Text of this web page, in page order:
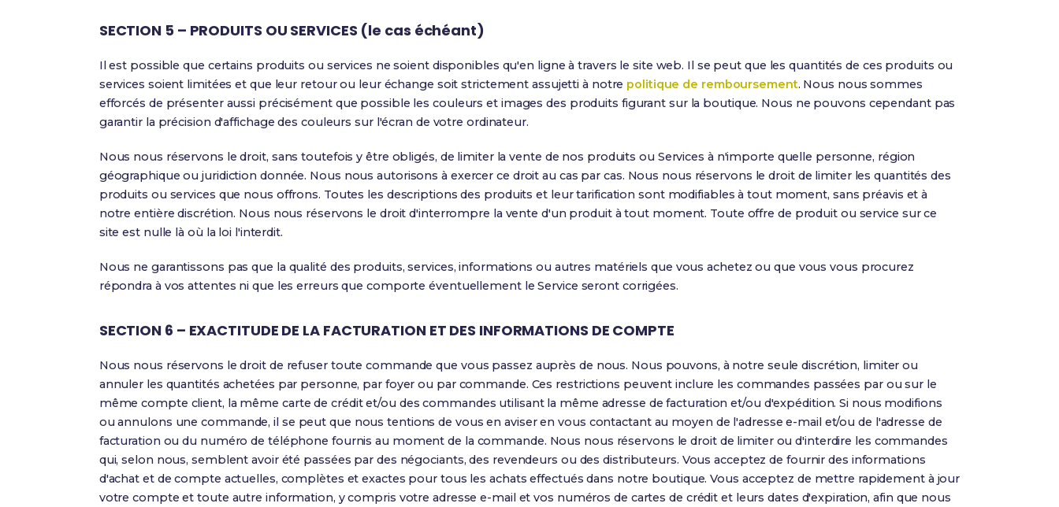
SECTION 5 – PRODUITS OU SERVICES (le cas échéant)
Il est possible que certains produits ou services ne soient disponibles qu'en ligne à travers le site web. Il se peut que les quantités de ces produits ou
services soient limitées et que leur retour ou leur échange soit strictement assujetti à notre politique de remboursement. Nous nous sommes
efforcés de présenter aussi précisément que possible les couleurs et images des produits figurant sur la boutique. Nous ne pouvons cependant pas
garantir la précision d'affichage des couleurs sur l'écran de votre ordinateur.
Nous nous réservons le droit, sans toutefois y être obligés, de limiter la vente de nos produits ou Services à n'importe quelle personne, région
géographique ou juridiction donnée. Nous nous autorisons à exercer ce droit au cas par cas. Nous nous réservons le droit de limiter les quantités des
produits ou services que nous offrons. Toutes les descriptions des produits et leur tarification sont modifiables à tout moment, sans préavis et à
notre entière discrétion. Nous nous réservons le droit d'interrompre la vente d'un produit à tout moment. Toute offre de produit ou service sur ce
site est nulle là où la loi l'interdit.
Nous ne garantissons pas que la qualité des produits, services, informations ou autres matériels que vous achetez ou que vous vous procurez
répondra à vos attentes ni que les erreurs que comporte éventuellement le Service seront corrigées.
SECTION 6 – EXACTITUDE DE LA FACTURATION ET DES INFORMATIONS DE COMPTE
Nous nous réservons le droit de refuser toute commande que vous passez auprès de nous. Nous pouvons, à notre seule discrétion, limiter ou
annuler les quantités achetées par personne, par foyer ou par commande. Ces restrictions peuvent inclure les commandes passées par ou sur le
même compte client, la même carte de crédit et/ou des commandes utilisant la même adresse de facturation et/ou d'expédition. Si nous modifions
ou annulons une commande, il se peut que nous tentions de vous en aviser en vous contactant au moyen de l'adresse e-mail et/ou de l'adresse de
facturation ou du numéro de téléphone fournis au moment de la commande. Nous nous réservons le droit de limiter ou d'interdire les commandes
qui, selon nous, semblent avoir été passées par des négociants, des revendeurs ou des distributeurs. Vous acceptez de fournir des informations
d'achat et de compte actuelles, complètes et exactes pour tous les achats effectués dans notre boutique. Vous acceptez de mettre rapidement à jour
votre compte et toute autre information, y compris votre adresse e-mail et vos numéros de cartes de crédit et leurs dates d'expiration, afin que nous